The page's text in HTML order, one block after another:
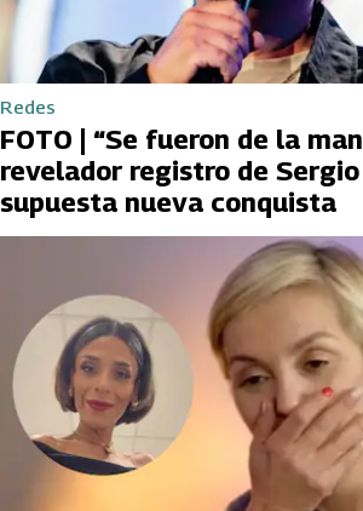
Redes
FOTO | “Se fueron de la
revelador registro de
supuesta nueva conquista